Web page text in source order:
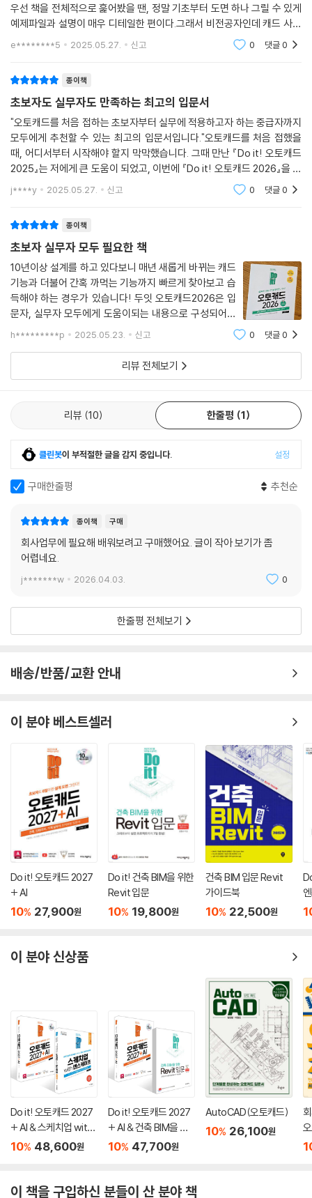
4만 부 이상 판매된 스테디셀러 시리즈! NCS 2D 도면 모듈 충족!
학원, 학교 교재로 사용하는 분들을 위한 학습 자료 특별 제공!
시리즈입니다. 이 책을 교재로 사용하는 분들을 위해 16주 진도표, 강의 자
따라 이지스퍼블리싱 홈페이지에서 신청하세요!
- 교재 샘플, 강의 자료 신청: www.easyspub.co.kr → 가운데 [교재 샘
플/강의 자료 요청하기] 클릭
"책을 통해 성장하는 지적인 독자들을 만나 보세요!"
배우고, 나누고, 함께 성장하는 [Do it! 스터디룸]
혼자 공부하기 부담스러울 때는 스터디 카페인 ‘Do it! 스터디룸’에 방문해
보세요. [Do it! 공부단]에 참여해 나의 공부 계획을 올리고 실천하면 책
선물도 받고 꾸준히 공부하는 습관도 기를 수 있습니다.
- Do it! 스터디룸 카페: cafe.naver.com/doitstudyroom → [Do it!
공부단] 메뉴
우선 책을 전체적으로 훑어봤을 땐, 정말 기초부터 도면 하나 그릴 수 있게
예제파일과 설명이 매우 디테일한 편이다.그래서 비전공자인데 캐드 사용
을 하고 싶다면 추천해주고 싶다.전공자에겐 너무 ez하게 느껴질 수 있겠
e********5 2025.05.27. 신고 0 댓글0
종이책
초보자도 실무자도 만족하는 최고의 입문서
"오토캐드를 처음 접하는 초보자부터 실무에 적용하고자 하는 중급자까지
모두에게 추천할 수 있는 최고의 입문서입니다."오토캐드를 처음 접했을
때, 어디서부터 시작해야 할지 막막했습니다. 그때 만난 『Do it! 오토캐드
2025』는 저에게 큰 도움이 되었고, 이번에 『Do it! 오토캐드 2026』을 통
해 한 단계 더 성장할 수 있었습니다.🛠️ 『Do it! 오토캐드 2025』로 시작한
첫걸음
j****y 2025.05.27. 신고 0 댓글0
종이책
초보자 실무자 모두 필요한 책
10년이상 설계를 하고 있다보니 매년 새롭게 바뀌는 캐드
기능과 더불어 간혹 까먹는 기능까지 빠르게 찾아보고 습
득해야 하는 경우가 있습니다! 두잇 오토캐드2026은 입
문자, 실무자 모두에게 도움이되는 내용으로 구성되어있
어 이쪽 업계의 사람들에게 참고서처럼 사용되어도 좋을
듯 합니다! 파트별로 찾기 쉽고 이해하기 쉽게 되어있어
막힘없이 공부할 수 있었습니다!간단한 캐드작업
h*********p 2025.05.23. 신고 0 댓글0
리뷰 전체보기
리뷰 10 한줄평 1
클린봇이 부적절한 글을 감지 중입니다. 설정
구매한줄평 추천순
종이책 구매
회사업무에 필요해 배워보려고 구매했어요. 글이 작아 보기가 좀
어렵네요.
j*******w 2026.04.03. 0
한줄평 전체보기
배송/반품/교환 안내
이 분야 베스트셀러
Do it! 오토캐드 2027
+ AI
10% 27,900원
Do it! 건축 BIM을 위한
Revit 입문
10% 19,800원
건축 BIM 입문 Revit
가이드북
10% 22,500원
이 분야 신상품
Do it! 오토캐드 2027
+ AI & 스케치업 with
엔스케이프 세트(2권)
10% 48,600원
Do it! 오토캐드 2027
+ AI & 건축 BIM을 위
한 Revit 세트(2권)
10% 47,700원
AutoCAD(오토캐드)
10% 26,100원
이 책을 구입하신 분들이 산 분야 책